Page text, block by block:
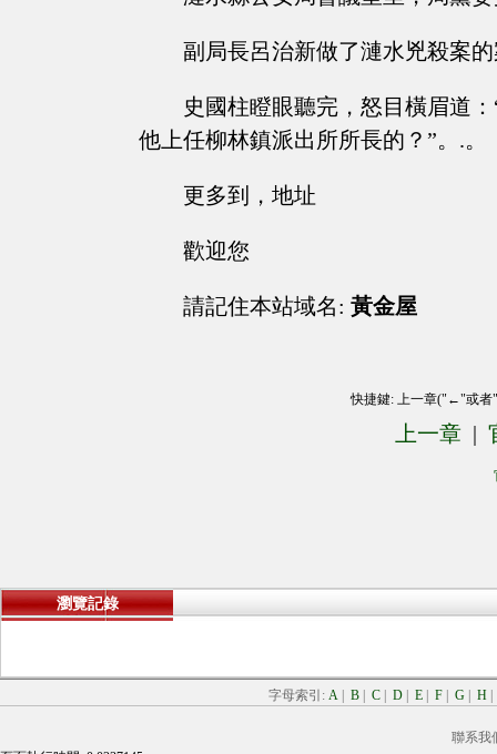
副局長呂治新做了漣水兇殺案
史國柱瞪眼聽完，怒目橫眉道
他上任柳林鎮派出所所長的？”。.。
更多到，地址
歡迎您
請記住本站域名: 黃金屋
快捷鍵: 上一章("←"或
上一章 |
瀏覽記錄
字母索引: A B C D E F G H
聯系我